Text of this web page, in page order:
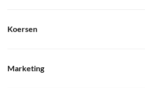
Koersen
Marketing